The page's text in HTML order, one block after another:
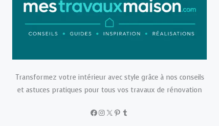
Transformez votre intérieur avec style grâce à nos conseils
et astuces pratiques pour tous vos travaux de rénovation
Facebook
Instagram
X Pinterest
Tumblr